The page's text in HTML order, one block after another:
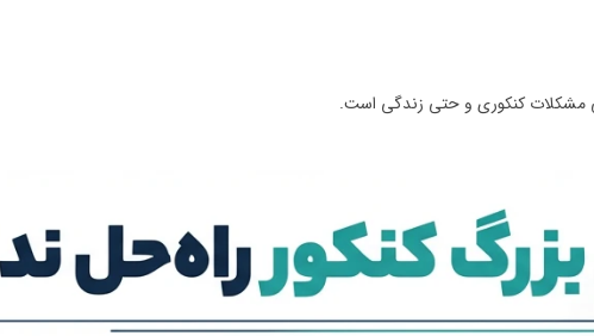
مشکلات کنکوری و حتی زندگی است.